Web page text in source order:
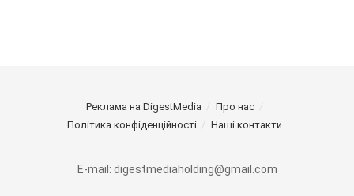
Реклама на DigestMedia
Про нас
Політика конфіденційності
Наші контакти
E-mail: digestmediaholding@gmail.com